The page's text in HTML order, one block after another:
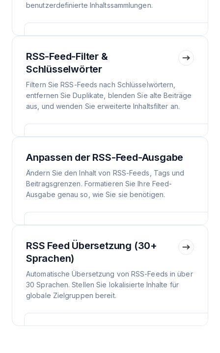
benutzerdefinierte Inhaltssammlungen.
RSS-Feed-Filter &
Schlüsselwörter
Filtern Sie RSS-Feeds nach Schlüsselwörtern,
entfernen Sie Duplikate, blenden Sie alte Beiträge
aus, und wenden Sie erweiterte Inhaltsfilter an.
Anpassen der RSS-Feed-Ausgabe
Ändern Sie den Inhalt von RSS-Feeds, Tags und
Beitragsgrenzen. Formatieren Sie Ihre Feed-
Ausgabe genau so, wie Sie sie benötigen.
RSS Feed Übersetzung (30+
Sprachen)
Automatische Übersetzung von RSS-Feeds in über
30 Sprachen. Stellen Sie lokalisierte Inhalte für
globale Zielgruppen bereit.